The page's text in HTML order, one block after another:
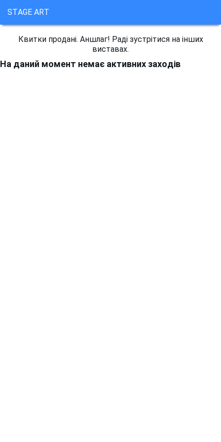
STAGE ART
Квитки продані. Аншлаг! Раді зустрітися на інших
виставах.
На даний момент немає активних заходів